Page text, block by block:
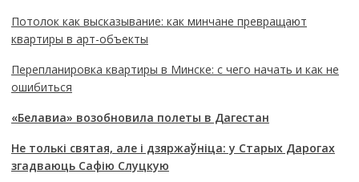
Потолок как высказывание: как минчане превращают
квартиры в арт-объекты
Перепланировка квартиры в Минске: с чего начать и как не
ошибиться
«Белавиа» возобновила полеты в Дагестан
Не толькі святая, але і дзяржаўніца: у Старых Дарогах
згадваюць Сафію Слуцкую